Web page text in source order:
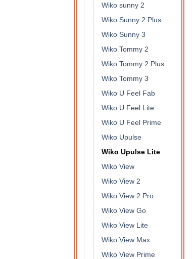
Wiko sunny 2
Wiko Sunny 2 Plus
Wiko Sunny 3
Wiko Tommy 2
Wiko Tommy 2 Plus
Wiko Tommy 3
Wiko U Feel Fab
Wiko U Feel Lite
Wiko U Feel Prime
Wiko Upulse
Wiko Upulse Lite
Wiko View
Wiko View 2
Wiko View 2 Pro
Wiko View Go
Wiko View Lite
Wiko View Max
Wiko View Prime